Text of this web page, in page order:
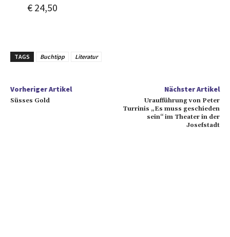
€ 24,50
TAGS Buchtipp Literatur
Vorheriger Artikel
Süsses Gold
Nächster Artikel
Uraufführung von Peter
Turrinis „Es muss geschieden
sein“ im Theater in der
Josefstadt